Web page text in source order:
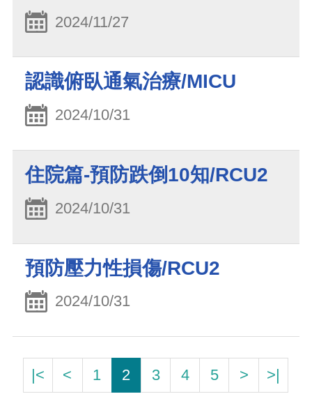
2024/11/27
認識俯臥通氣治療/MICU
2024/10/31
住院篇-預防跌倒10知/RCU2
2024/10/31
預防壓力性損傷/RCU2
2024/10/31
|< < 1 2 3 4 5 > >|